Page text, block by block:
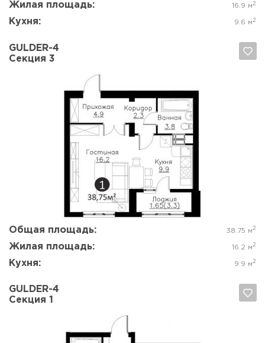
Жилая площадь: 16.9 м 2
Кухня: 9.6 м 2
GULDER-4
Секция 3
Общая площадь: 38.75 м 2
Жилая площадь: 16.2 м 2
Кухня: 9.9 м 2
Да, удалить Отмена
GULDER-4
Секция 1